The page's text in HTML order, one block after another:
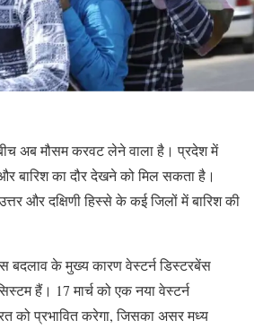
अब मौसम करवट लेने वाला है। प्रदेश में
बारिश का दौर देखने को मिल सकता है।
और दक्षिणी हिस्से के कई जिलों में बारिश की
बदलाव के मुख्य कारण वेस्टर्न डिस्टरबेंस
हैं। 17 मार्च को एक नया वेस्टर्न
को प्रभावित करेगा, जिसका असर मध्य